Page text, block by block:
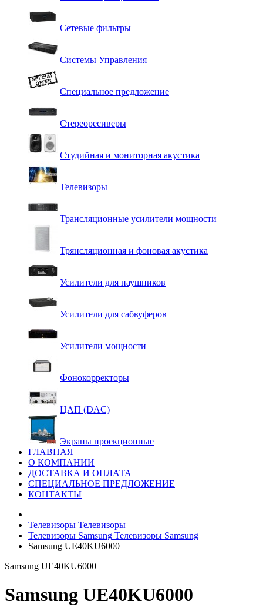
Сетевые фильтры
Системы Управления
Специальное предложение
Стереоресиверы
Студийная и мониторная акустика
Телевизоры
Трансляционные усилители мощности
Трянсляционная и фоновая акустика
Усилители для наушников
Усилители для сабвуферов
Усилители мощности
Фонокорректоры
ЦАП (DAC)
Экраны проекционные
ГЛАВНАЯ
О КОМПАНИИ
ДОСТАВКА И ОПЛАТА
СПЕЦИАЛЬНОЕ ПРЕДЛОЖЕНИЕ
КОНТАКТЫ
Телевизоры Телевизоры
Телевизоры Samsung Телевизоры Samsung
Samsung UE40KU6000
Samsung UE40KU6000
Samsung UE40KU6000